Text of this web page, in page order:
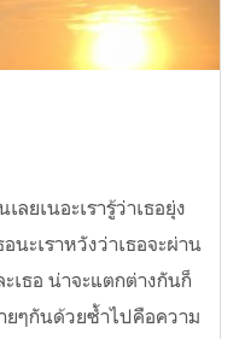
ลยเนอะเรารู้ว่าเธอยุ่ง
นะเราหวังว่าเธอจะผ่าน
เธอ น่าจะแตกต่างกันก็
ยๆกันด้วยซ้ำไปคือความ